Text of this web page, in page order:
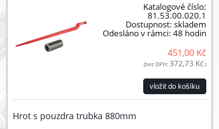
Katalogové číslo:
81.53.00.020.1
Dostupnost: skladem
Odesláno v rámci: 48 hodin
451,00 Kč
(bez DPH: 372,73 Kč )
vložit do košíku
Hrot s pouzdra trubka 880mm